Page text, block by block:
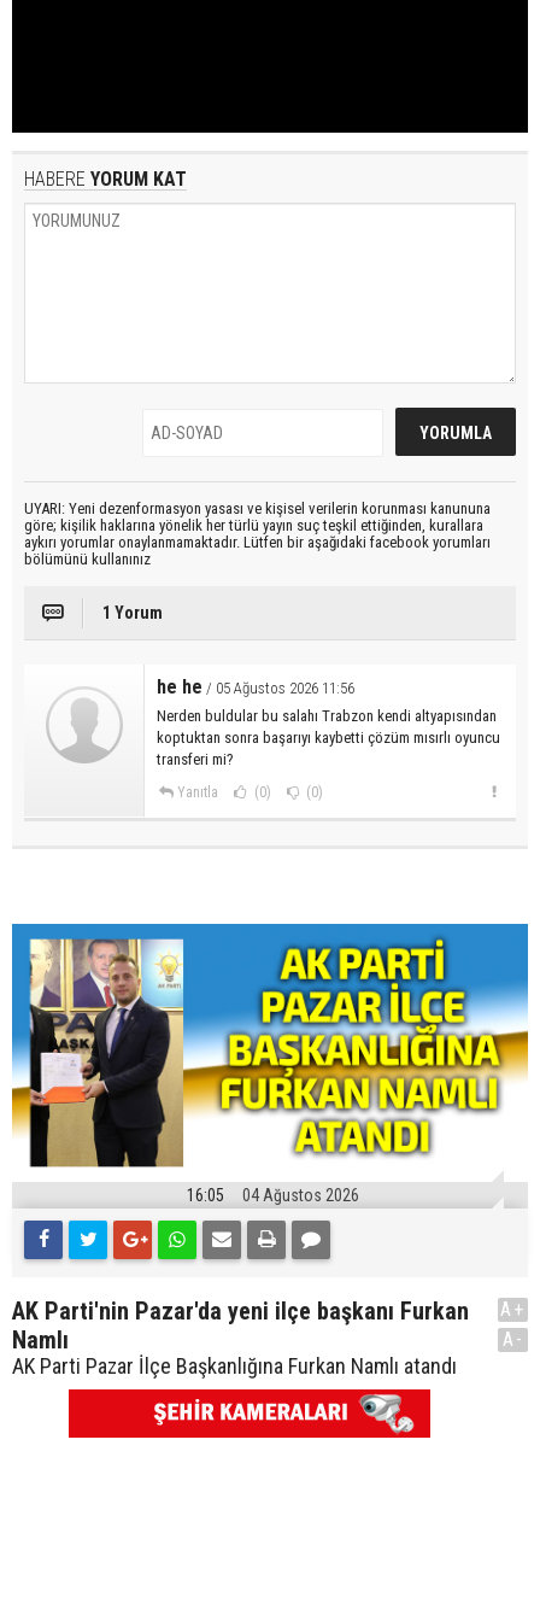
HABERE YORUM KAT
UYARI: Yeni dezenformasyon yasası ve kişisel verilerin korunması kanununa
göre; kişilik haklarına yönelik her türlü yayın suç teşkil ettiğinden, kurallara
aykırı yorumlar onaylanmamaktadır. Lütfen bir aşağıdaki facebook yorumları
bölümünü kullanınız
1 Yorum
he he / 05 Ağustos 2026 11:56
Nerden buldular bu salahı Trabzon kendi altyapısından
koptuktan sonra başarıyı kaybetti çözüm mısırlı oyuncu
transferi mi?
Yanıtla (0) (0)
16:05 04 Ağustos 2026
AK Parti'nin Pazar'da yeni ilçe başkanı Furkan
Namlı
AK Parti Pazar İlçe Başkanlığına Furkan Namlı atandı
A+
A-